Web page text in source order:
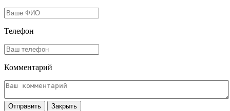
Телефон
Комментарий
Закрыть